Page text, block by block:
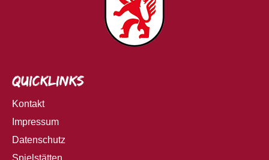
Quicklinks
Kontakt
Impressum
Datenschutz
Spielstätten